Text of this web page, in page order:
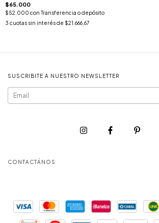
$65.000
$52.000 con Transferencia o depósito
3 cuotas sin interés de $21.666,67
SUSCRIBITE A NUESTRO NEWSLETTER
CONTACTÁNOS